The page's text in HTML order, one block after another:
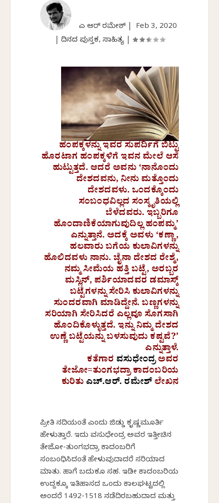
ಎಚ್ ಆರ್ ರಮೇಶ್ | Feb 3, 2020
ದಿನದ ಪುಸ್ತಕ, ಸಾಹಿತ್ಯ|
ಹಂಪಕ್ಕಳನ್ನು ಇವರ ಸುಪರ್ದಿಗೆ ಬಿಟ್ಟು
ಹೊರಟಾಗ ಹಂಪಕ್ಕಳಿಗೆ ಇವನ ಮೇಲೆ ಆಸೆ
ಹುಟ್ಟುತ್ತದೆ. ಆದರೆ ಅವನು ‘ನಾನೊಂದು
ದೇಶದವನು, ನೀನು ಮತ್ತೊಂದು
ದೇಶದವಳು. ಒಂದಕ್ಕೊಂದು
ಸಂಬಂಧವಿಲ್ಲದ ಸಂಸ್ಕೃತಿಯಲ್ಲಿ
ಬೆಳೆದವರು. ಇಬ್ಬರಿಗೂ
ಹೊಂದಾಣಿಕೆಯಾಗುವುದಿಲ್ಲ ಹಂಪಮ್ಮ’
ಎನ್ನುತ್ತಾನೆ. ಅದಕ್ಕೆ ಅವಳು ‘ಕಣ್ಣಾ,
ಹಲವಾರು ಬಗೆಯ ಕುಲಾವಿಗಳನ್ನು
ಹೊಲಿದವಳು ನಾನು. ಚೈನಾ ದೇಶದ ರೇಶ್ಮೆ,
ನಮ್ಮ ಸೀಮೆಯ ಹತ್ತಿ ಬಟ್ಟೆ, ಅರಬ್ಬರ
ಮಸ್ಲಿನ್, ಪರ್ಶಿಯಾದವರ ಡಮಾಸ್ಕ್
ಬಟ್ಟೆಗಳನ್ನು ಸೇರಿಸಿ ಕುಲಾವಿಗಳನ್ನು
ಸುಂದರವಾಗಿ ಮಾಡಿದ್ದೇನೆ. ಬಣ್ಣಗಳನ್ನು
ಸರಿಯಾಗಿ ಸೇರಿಸಿದರೆ ಎಲ್ಲವೂ ಸೊಗಸಾಗಿ
ಹೊಂದಿಕೊಳ್ಳುತ್ತದೆ. ಇನ್ನು ನಿಮ್ಮ ದೇಶದ
ಉಣ್ಣೆ ಬಟ್ಟೆಯನ್ನು ಬಳಸುವುದು ಕಷ್ಟವೆ?’
ಎನ್ನುತ್ತಾಳೆ.
ಕತೆಗಾರ ವಸುಧೇಂದ್ರಅವರ
ತೇಜೋ=ತುಂಗಭದ್ರಾ ಕಾದಂಬರಿಯ
ಕುರಿತುಎಚ್.ಆರ್. ರಮೇಶ್ ಲೇಖನ
ಪ್ರೀತಿ ನದಿಯಂತೆ ಎಂದು ಜಿಡ್ಡು ಕೃಷ್ಣಮೂರ್ತಿ
ಹೇಳುತ್ತಾರೆ. ಇದು ವಸುಧೇಂದ್ರ ಅವರ ಇತ್ತೀಚಿನ
ತೇಜೋ-ತುಂಗಭದ್ರಾ ಕಾದಂಬರಿಗೆ
ಸಂಬಂಧಿಸಿದಂತೆ ಹೇಳುವುದಾದರೆ ಸರಿಯಾದ
ಮಾತು. ಹಾಗೆ ಬದುಕೂ ಸಹ. ಇಡೀ ಕಾದಂಬರಿಯ
ಉದ್ದಕ್ಕೂ ಇತಿಹಾಸದ ಒಂದು ಕಾಲಘಟ್ಟದಲ್ಲಿ
ಅಂದರೆ 1492-1518 ನಡೆದಿರಬಹುದಾದ ಮತ್ತು